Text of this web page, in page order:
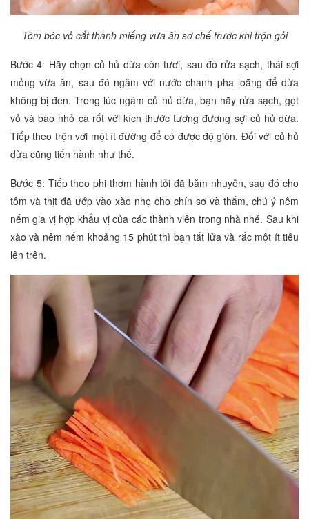
Tôm bóc vỏ cắt thành miếng vừa ăn sơ chế trước khi trộn gỏi
Bước 4: Hãy chọn củ hủ dừa còn tươi, sau đó rửa sạch, thái sợi
mỏng vừa ăn, sau đó ngâm với nước chanh pha loãng để dừa
không bị đen. Trong lúc ngâm củ hủ dừa, bạn hãy rửa sạch, gọt
vỏ và bào nhỏ cà rốt với kích thước tương đương sợi củ hủ dừa.
Tiếp theo trộn với một ít đường để có được độ giòn. Đối với củ hủ
dừa cũng tiến hành như thế.
Bước 5: Tiếp theo phi thơm hành tỏi đã băm nhuyễn, sau đó cho
tôm và thịt đã ướp vào xào nhẹ cho chín sơ và thấm, chú ý nêm
nếm gia vị hợp khẩu vị của các thành viên trong nhà nhé. Sau khi
xào và nêm nếm khoảng 15 phút thì bạn tắt lửa và rắc một ít tiêu
lên trên.